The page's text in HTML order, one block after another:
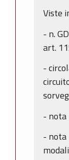
Viste
- n.
art.
-
- nota
- nota